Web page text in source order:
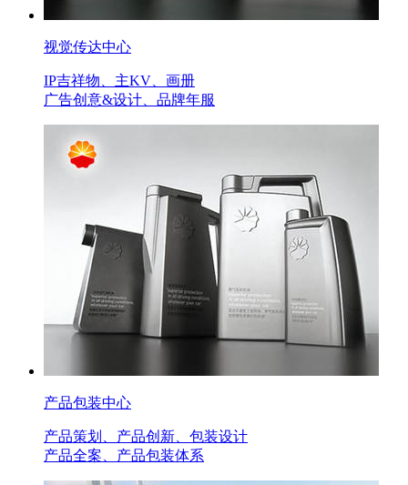
视觉传达中心
IP吉祥物、主KV、画册
广告创意&设计、品牌年服
产品包装中心
产品策划、产品创新、包装设计
产品全案、产品包装体系